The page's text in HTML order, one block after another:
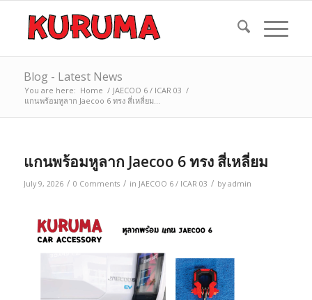
Blog - Latest News
You are here: Home / JAECOO 6 / ICAR 03 /
แกนพร้อมหูลาก Jaecoo 6 ทรง สี่เหลี่ยม...
แกนพร้อมหูลาก Jaecoo 6 ทรง สี่เหลี่ยม
July 9, 2026 / 0 Comments / in JAECOO 6 / ICAR 03 / by admin